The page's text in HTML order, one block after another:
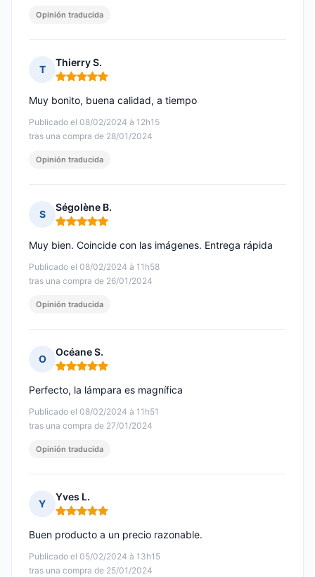
Opinión traducida
T
Thierry S.
Nota: 5 de 5
Publicado el 08/02/2024 à 12h15
tras una compra de 28/01/2024
Muy bonito, buena calidad, a tiempo
Opinión traducida
S
Ségolène B.
Nota: 5 de 5
Publicado el 08/02/2024 à 11h58
tras una compra de 26/01/2024
Muy bien. Coincide con las imágenes. Entrega rápida
Opinión traducida
O
Océane S.
Nota: 5 de 5
Publicado el 08/02/2024 à 11h51
tras una compra de 27/01/2024
Perfecto, la lámpara es magnífica
Opinión traducida
Y
Yves L.
Nota: 5 de 5
Publicado el 05/02/2024 à 13h15
tras una compra de 25/01/2024
Buen producto a un precio razonable.